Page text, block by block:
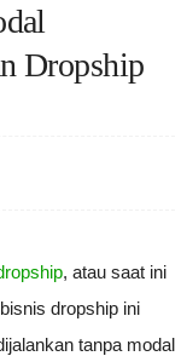
Dropship
, atau saat ini
dropship ini
tanpa modal